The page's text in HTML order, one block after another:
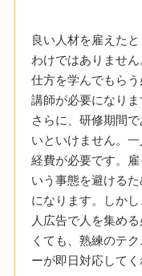
良い人材を雇えた
わけではありませ
仕方を学んでもら
講師が必要になりま
さらに、研修期間
いといけません。
経費が必要です。
いう事態を避ける
になります。しか
人広告で人を集め
くても、熟練のテ
ーが即日対応してく